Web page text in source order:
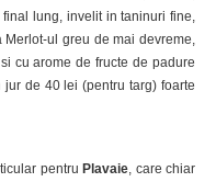
final lung, invelit in taninuri fine,
ul greu de mai devreme,
cu arome de fructe de padure
de 40 lei (pentru targ) foarte
pentru Plavaie , care chiar